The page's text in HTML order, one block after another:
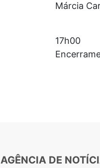
Márcia
17h00
AGÊNCIA DE